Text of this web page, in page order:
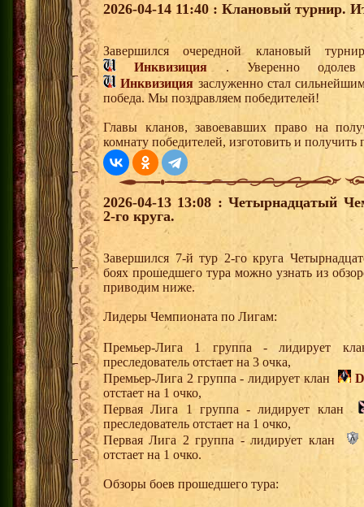
2026-04-14 11:40 : Клановый турнир.
Завершился очередной клановый
Инквизиция . Уверенно одолев
Инквизиция заслуженно стал
победа. Мы поздравляем победителей!
Главы кланов, завоевавших право на
комнату победителей, изготовить и
2026-04-13 13:08 : Четырнадцатый
2-го круга.
Завершился 7-й тур 2-го круга
боях прошедшего тура можно узнать из
приводим ниже.
Лидеры Чемпионата по Лигам:
Премьер-Лига 1 группа - лидирует
преследователь отстает на 3 очка,
Премьер-Лига 2 группа - лидирует клан
отстает на 1 очко,
Первая Лига 1 группа - лидирует клан
преследователь отстает на 1 очко,
Первая Лига 2 группа - лидирует клан
отстает на 1 очко.
Обзоры боев прошедшего тура: